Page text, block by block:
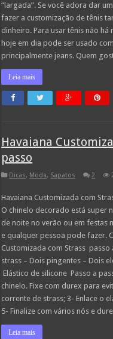
“largada”. Se você adora dar
fazer a customização de tênis
dinheiro. Para usar tênis não
hoje em dia pode ser usado
principalmente jeans. Quem
Leia mais
Havaiana
passo
Dicas, Moda, Sapatos 2
Havaiana Customizada com
O chinelo decorado está super
de noite no verão ou em festas
e qualquer pessoa pode fazer.
Customizada com Strass
strass – Dois pingentes – Dois
Elástico de silicone Passo a
chinelo. Fixe com durex para
corrente de strass; 3- Enlace o
5- Finalize com vários nós e
Leia mais